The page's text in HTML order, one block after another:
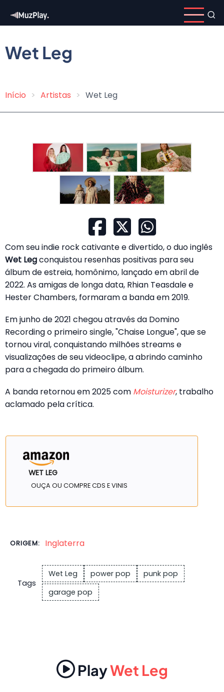
para
conteúdo
principal
Wet Leg
Trilha
navegação
Início Artistas Wet Leg
Com seu indie rock cativante e divertido, o duo inglês
Wet Legconquistou resenhas positivas para seu
álbum de estreia, homônimo, lançado em abril de
2022. As amigas de longa data, Rhian Teasdale e
Hester Chambers, formaram a banda em 2019.
Em junho de 2021 chegou através da Domino
Recording o primeiro single, "Chaise Longue", que se
tornou viral, conquistando milhões streams e
visualizações de seu videoclipe, a abrindo caminho
para a chegada do primeiro álbum.
A banda retornou em 2025 com Moisturizer, trabalho
aclamado pela crítica.
WET LEG
OUÇA OU COMPRE CDS E VINIS
ORIGEM: Inglaterra
Tags
Wet Leg power pop
punk pop
garage pop
PlayWet Leg